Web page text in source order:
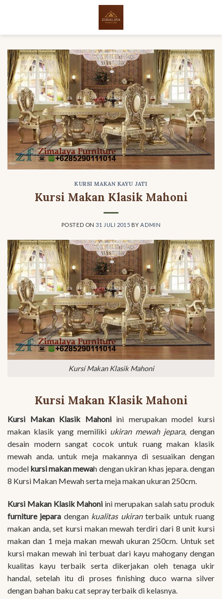
KURSI MAKAN KAYU JATI
Kursi Makan Klasik Mahoni
POSTED ON31 JULI 2015 BYADMIN
Kursi Makan Klasik Mahoni
Kursi Makan Klasik Mahoni
Kursi Makan Klasik Mahoniini merupakan model kursi
makan klasik yang memiliki ukiran mewah jepara, dengan
desain modern sangat cocok untuk ruang makan klasik
mewah anda. untuk meja makannya di sesuaikan dengan
model kursi makan mewah dengan ukiran khas jepara. dengan
8 Kursi Makan Mewah serta meja makan ukuran 250cm.
Kursi Makan Klasik Mahoni ini merupakan salah satu produk
furniture jepara dengan kualitas ukiranterbaik untuk ruang
makan anda, set kursi makan mewah terdiri dari 8 unit kursi
makan dan 1 meja makan mewah ukuran 250cm. Untuk set
kursi makan mewah ini terbuat dari kayu mahogany dengan
kualitas kayu terbaik serta dikerjakan oleh tenaga ukir
handal, setelah itu di proses finishing duco warna silver
dengan bahan baku cat sepray terbaik di kelasnya.